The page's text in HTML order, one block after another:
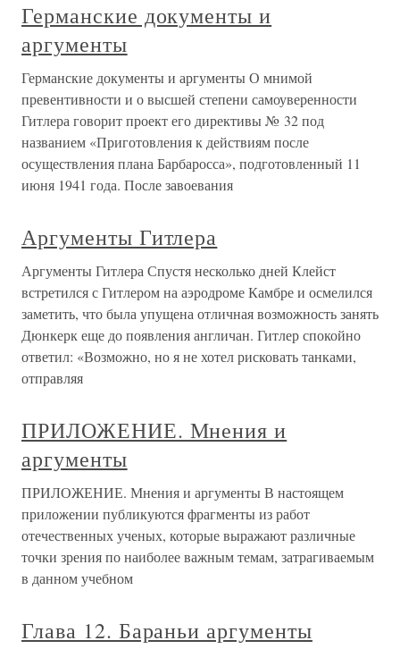
Германские документы и
аргументы
Германские документы и аргументы О мнимой
превентивности и о высшей степени самоуверенности
Гитлера говорит проект его директивы № 32 под
названием «Приготовления к действиям после
осуществления плана Барбаросса», подготовленный 11
июня 1941 года. После завоевания
Аргументы Гитлера
Аргументы Гитлера Спустя несколько дней Клейст
встретился с Гитлером на аэродроме Камбре и осмелился
заметить, что была упущена отличная возможность занять
Дюнкерк еще до появления англичан. Гитлер спокойно
ответил: «Возможно, но я не хотел рисковать танками,
отправляя
ПРИЛОЖЕНИЕ. Мнения и
аргументы
ПРИЛОЖЕНИЕ. Мнения и аргументы В настоящем
приложении публикуются фрагменты из работ
отечественных ученых, которые выражают различные
точки зрения по наиболее важным темам, затрагиваемым
в данном учебном
Глава 12. Бараньи аргументы